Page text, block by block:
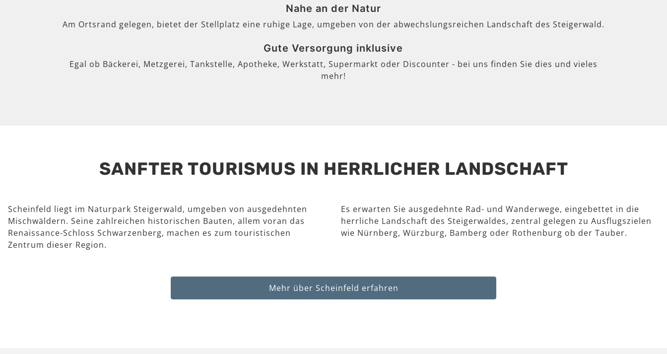
Nahe an der Natur
Am Ortsrand gelegen, bietet der Stellplatz eine ruhige Lage, umgeben von der abwechslungsreichen Landschaft des Steigerwald.
Gute Versorgung inklusive
Egal ob Bäckerei, Metzgerei, Tankstelle, Apotheke, Werkstatt, Supermarkt oder Discounter - bei uns finden Sie dies und vieles
mehr!
SANFTER TOURISMUS IN HERRLICHER LANDSCHAFT
Scheinfeld liegt im Naturpark Steigerwald, umgeben von ausgedehnten
Mischwäldern. Seine zahlreichen historischen Bauten, allem voran das
Renaissance-Schloss Schwarzenberg, machen es zum touristischen
Zentrum dieser Region.
Es erwarten Sie ausgedehnte Rad- und Wanderwege, eingebettet in die
herrliche Landschaft des Steigerwaldes, zentral gelegen zu Ausflugszielen
wie Nürnberg, Würzburg, Bamberg oder Rothenburg ob der Tauber.
Mehr über Scheinfeld erfahren